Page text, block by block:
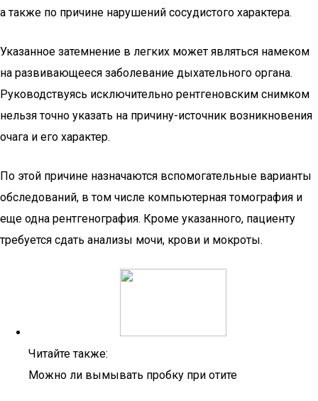
а также по причине нарушений сосудистого характера.
Указанное затемнение в легких может являться намеком
на развивающееся заболевание дыхательного органа.
Руководствуясь исключительно рентгеновским снимком
нельзя точно указать на причину-источник возникновения
очага и его характер.
По этой причине назначаются вспомогательные варианты
обследований, в том числе компьютерная томография и
еще одна рентгенография. Кроме указанного, пациенту
требуется сдать анализы мочи, крови и мокроты.
Читайте также:
Можно ли вымывать пробку при отите